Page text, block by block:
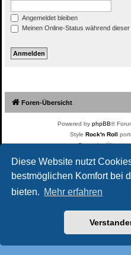
Diese Website nutzt
bestmöglichen Komfort bei
bieten. Mehr erfahren
Angemeldet bleiben
Meinen Online-Status während
Foren-Übersicht
Powered by phpBB®
Style Rock'n Roll
Deutsche